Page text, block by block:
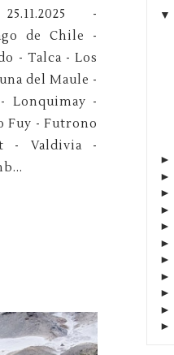
-
de Chile -
- Talca - Los
del Maule -
Lonquimay -
Fuy - Futrono
- Valdivia -
▼
►
►
►
►
►
►
►
►
►
►
►